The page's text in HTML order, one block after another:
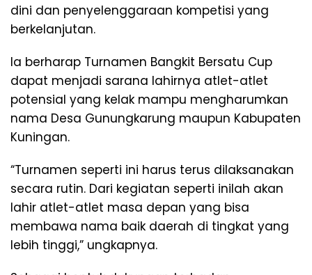
dini dan penyelenggaraan kompetisi yang
berkelanjutan.
Ia berharap Turnamen Bangkit Bersatu Cup
dapat menjadi sarana lahirnya atlet-atlet
potensial yang kelak mampu mengharumkan
nama Desa Gunungkarung maupun Kabupaten
Kuningan.
“Turnamen seperti ini harus terus dilaksanakan
secara rutin. Dari kegiatan seperti inilah akan
lahir atlet-atlet masa depan yang bisa
membawa nama baik daerah di tingkat yang
lebih tinggi,” ungkapnya.